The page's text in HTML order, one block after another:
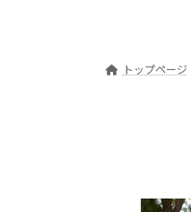
トップページ